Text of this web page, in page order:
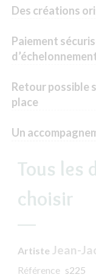
Des créations
Paiement
Retour possible
place
Un
Tous les
choisir
Artiste Jean-
Référence s225